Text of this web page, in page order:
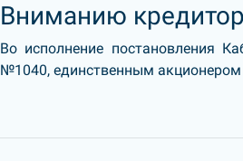
Вниманию
Во исполнение постановления
№1040, единственным